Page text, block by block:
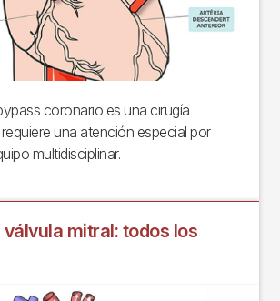
coronario es una cirugía
una atención especial por
multidisciplinar.
mitral: todos los